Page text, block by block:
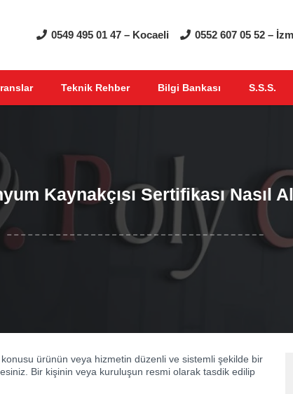
0549 495 01 47 – Kocaeli 0552 607 05 52 –
Teknik Rehber Bilgi Bankası S.S.S.
Kaynakçısı Sertifikası Nasıl
ürünün veya hizmetin düzenli ve sistemli şekilde bir
Bir kişinin veya kuruluşun resmi olarak tasdik edilip